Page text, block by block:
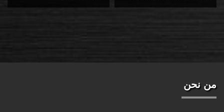
العمل، طاولة عمل فولاذية
من نحن